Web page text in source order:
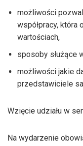
możliwości
współpracy, która
wartościach,
sposoby służące
możliwości jakie
przedstawiciele
Wzięcie udziału w
Na wydarzenie